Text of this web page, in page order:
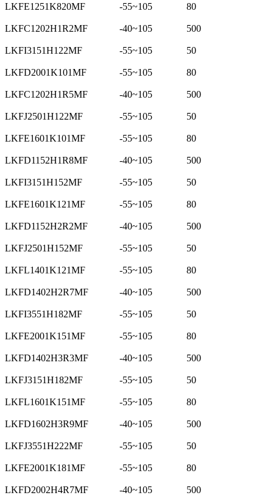
LKFE1251K820MF -55~105 80
LKFC1202H1R2MF -40~105 500
LKFI3151H122MF -55~105 50
LKFD2001K101MF -55~105 80
LKFC1202H1R5MF -40~105 500
LKFJ2501H122MF -55~105 50
LKFE1601K101MF -55~105 80
LKFD1152H1R8MF -40~105 500
LKFI3151H152MF -55~105 50
LKFE1601K121MF -55~105 80
LKFD1152H2R2MF -40~105 500
LKFJ2501H152MF -55~105 50
LKFL1401K121MF -55~105 80
LKFD1402H2R7MF -40~105 500
LKFI3551H182MF -55~105 50
LKFE2001K151MF -55~105 80
LKFD1402H3R3MF -40~105 500
LKFJ3151H182MF -55~105 50
LKFL1601K151MF -55~105 80
LKFD1602H3R9MF -40~105 500
LKFJ3551H222MF -55~105 50
LKFE2001K181MF -55~105 80
LKFD2002H4R7MF -40~105 500